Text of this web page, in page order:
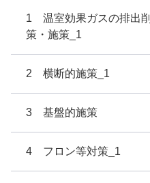
1 温室効果ガスの排出
策・施策_1
2 横断的施策_1
3 基盤的施策
4 フロン等対策_1